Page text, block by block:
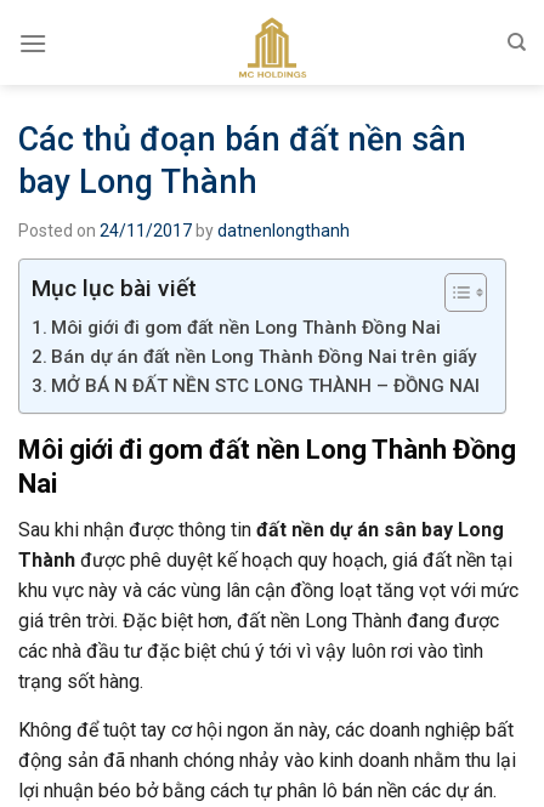
Các thủ đoạn bán đất nền sân
bay Long Thành
Posted on 24/11/2017bydatnenlongthanh
Mục lục bài viết
Môi giới đi gom đất nền Long Thành Đồng Nai
Bán dự án đất nền Long Thành Đồng Nai trên giấy
MỞ BÁ N ĐẤT NỀN STC LONG THÀNH – ĐỒNG NAI
Môi giới đi gom đất nền Long Thành Đồng
Nai
Sau khi nhận được thông tin đất nền dự án sân bay Long
Thành được phê duyệt kế hoạch quy hoạch, giá đất nền tại
khu vực này và các vùng lân cận đồng loạt tăng vọt với mức
giá trên trời. Đặc biệt hơn, đất nền Long Thành đang được
các nhà đầu tư đặc biệt chú ý tới vì vậy luôn rơi vào tình
trạng sốt hàng.
Không để tuột tay cơ hội ngon ăn này, các doanh nghiệp bất
động sản đã nhanh chóng nhảy vào kinh doanh nhằm thu lại
lợi nhuận béo bở bằng cách tự phân lô bán nền các dự án.